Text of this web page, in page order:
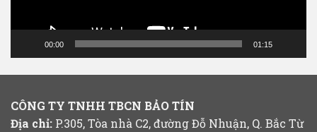
00:00 01:15
CÔNG TY TNHH TBCN BẢO TÍN
Địa chỉ: P.305, Tòa nhà C2, đường Đỗ Nhuận, Q. Bắc Từ